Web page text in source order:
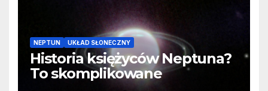
NEPTUN UKŁAD SŁONECZNY
Historia księżyców Neptuna?
To skomplikowane